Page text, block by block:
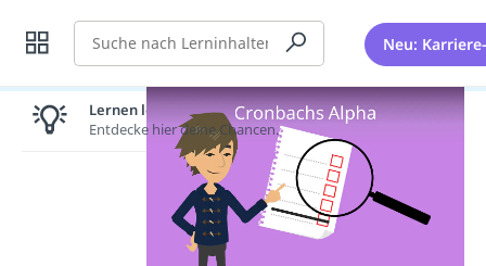
Suche Neu:
Lernen lohnt sich!
Entdecke hier deine Chancen.